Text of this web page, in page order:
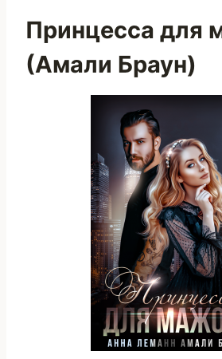
Принцесса для
(Амали Браун)